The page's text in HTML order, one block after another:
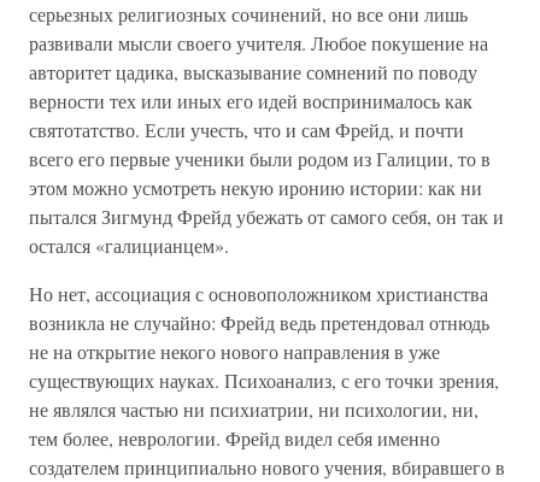
серьезных религиозных сочинений, но все они лишь
развивали мысли своего учителя. Любое покушение на
авторитет цадика, высказывание сомнений по поводу
верности тех или иных его идей воспринималось как
святотатство. Если учесть, что и сам Фрейд, и почти
всего его первые ученики были родом из Галиции, то в
этом можно усмотреть некую иронию истории: как ни
пытался Зигмунд Фрейд убежать от самого себя, он так и
остался «галицианцем».
Но нет, ассоциация с основоположником христианства
возникла не случайно: Фрейд ведь претендовал отнюдь
не на открытие некого нового направления в уже
существующих науках. Психоанализ, с его точки зрения,
не являлся частью ни психиатрии, ни психологии, ни,
тем более, неврологии. Фрейд видел себя именно
создателем принципиально нового учения, вбиравшего в